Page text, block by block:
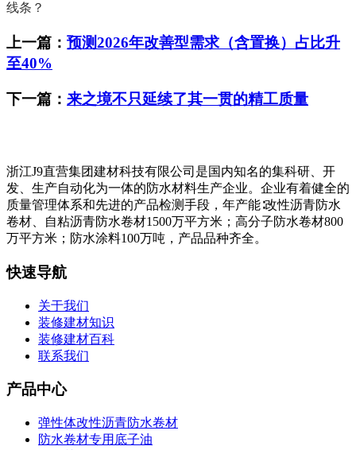
线条？
上一篇： 预测2026年改善型需求（含置换）占比升
至40%
下一篇： 来之境不只延续了其一贯的精工质量
浙江J9直营集团建材科技有限公司是国内知名的集科研、开
发、生产自动化为一体的防水材料生产企业。企业有着健全的
质量管理体系和先进的产品检测手段，年产能∶改性沥青防水
卷材、自粘沥青防水卷材1500万平方米；高分子防水卷材800
万平方米；防水涂料100万吨，产品品种齐全。
快速导航
关于我们
装修建材知识
装修建材百科
联系我们
产品中心
弹性体改性沥青防水卷材
防水卷材专用底子油